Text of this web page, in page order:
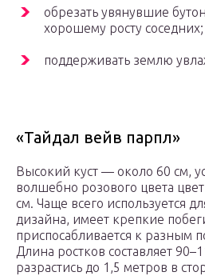
обрезать увянувшие
хорошему росту соседних;
поддерживать землю
«Тайдал вейв парпл»
Высокий куст — около 60 см,
волшебно розового цвета
см. Чаще всего используется
дизайна, имеет крепкие
приспосабливается к разным
Длина ростков составляет
разрастись до 1,5 метров в